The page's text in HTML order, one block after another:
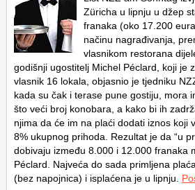
Züricha u lipnju u džep
franaka (oko 17.200
načinu nagrađivanja,
vlasnikom restorana
godišnji ugostitelj Michel Péclard, koji je
vlasnik 16 lokala, objasnio je tjedniku
kada su čak i terase pune gostiju, mora
što veći broj konobara, a kako bi ih
njima da će im na plaći dodati iznos koji
8% ukupnog prihoda. Rezultat je da “u
dobivaju između 8.000 i 12.000 franaka
Péclard. Najveća do sada primljena
(bez napojnica) i isplaćena je u lipnju.